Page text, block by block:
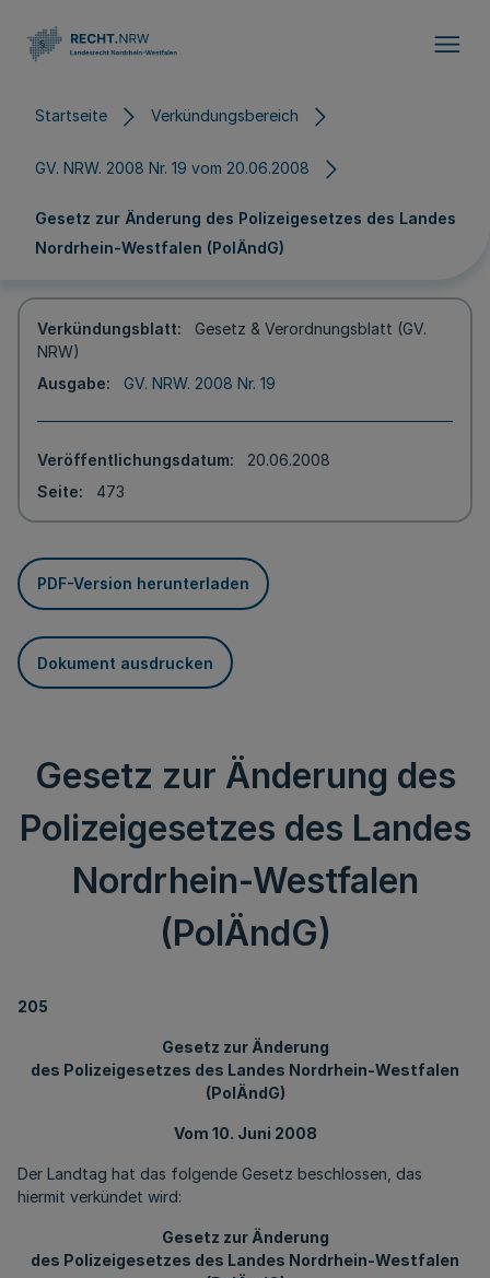
Startseite Verkündungsbereich
GV. NRW. 2008 Nr. 19 vom 20.06.2008
Gesetz zur Änderung des Polizeigesetzes des Landes
Nordrhein-Westfalen (PolÄndG)
Verkündungsblatt
Gesetz & Verordnungsblatt (GV.
NRW)
Ausgabe
GV. NRW. 2008 Nr. 19
Veröffentlichungsdatum
20.06.2008
Seite
473
PDF-Version herunterladen
Dokument ausdrucken
Gesetz zur Änderung des
Polizeigesetzes des Landes
Nordrhein-Westfalen
(PolÄndG)
205
Gesetz zur Änderung
des Polizeigesetzes des Landes Nordrhein-Westfalen
(PolÄndG)
Vom 10. Juni 2008
Der Landtag hat das folgende Gesetz beschlossen, das
hiermit verkündet wird:
Gesetz zur Änderung
des Polizeigesetzes des Landes Nordrhein-Westfalen